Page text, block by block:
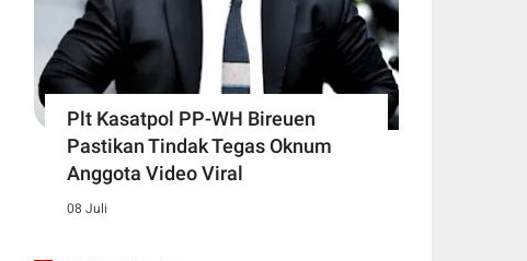
Plt Kasatpol PP-WH Bireuen
Pastikan Tindak Tegas Oknum
Anggota Video Viral
08 Juli